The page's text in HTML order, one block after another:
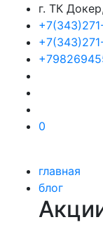
г. ТК
0
главная
блог